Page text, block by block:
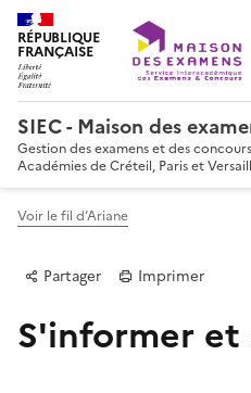
RÉPUBLIQUE
FRANÇAISE
SIEC - Maison des
Gestion des examens et des concours
Académies de Créteil, Paris et
Voir le fil d’Ariane
Partager Imprimer
S'informer et